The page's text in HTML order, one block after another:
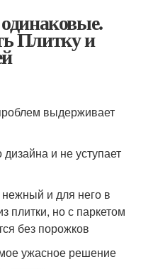
Плитку и
выдерживает
дизайна и не уступает
нежный и для него в
плитки, но с паркетом
без порожков
ужасное решение